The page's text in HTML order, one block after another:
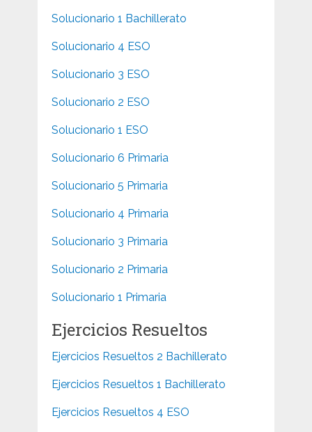
Solucionario 1 Bachillerato
Solucionario 4 ESO
Solucionario 3 ESO
Solucionario 2 ESO
Solucionario 1 ESO
Solucionario 6 Primaria
Solucionario 5 Primaria
Solucionario 4 Primaria
Solucionario 3 Primaria
Solucionario 2 Primaria
Solucionario 1 Primaria
Ejercicios Resueltos
Ejercicios Resueltos 2 Bachillerato
Ejercicios Resueltos 1 Bachillerato
Ejercicios Resueltos 4 ESO